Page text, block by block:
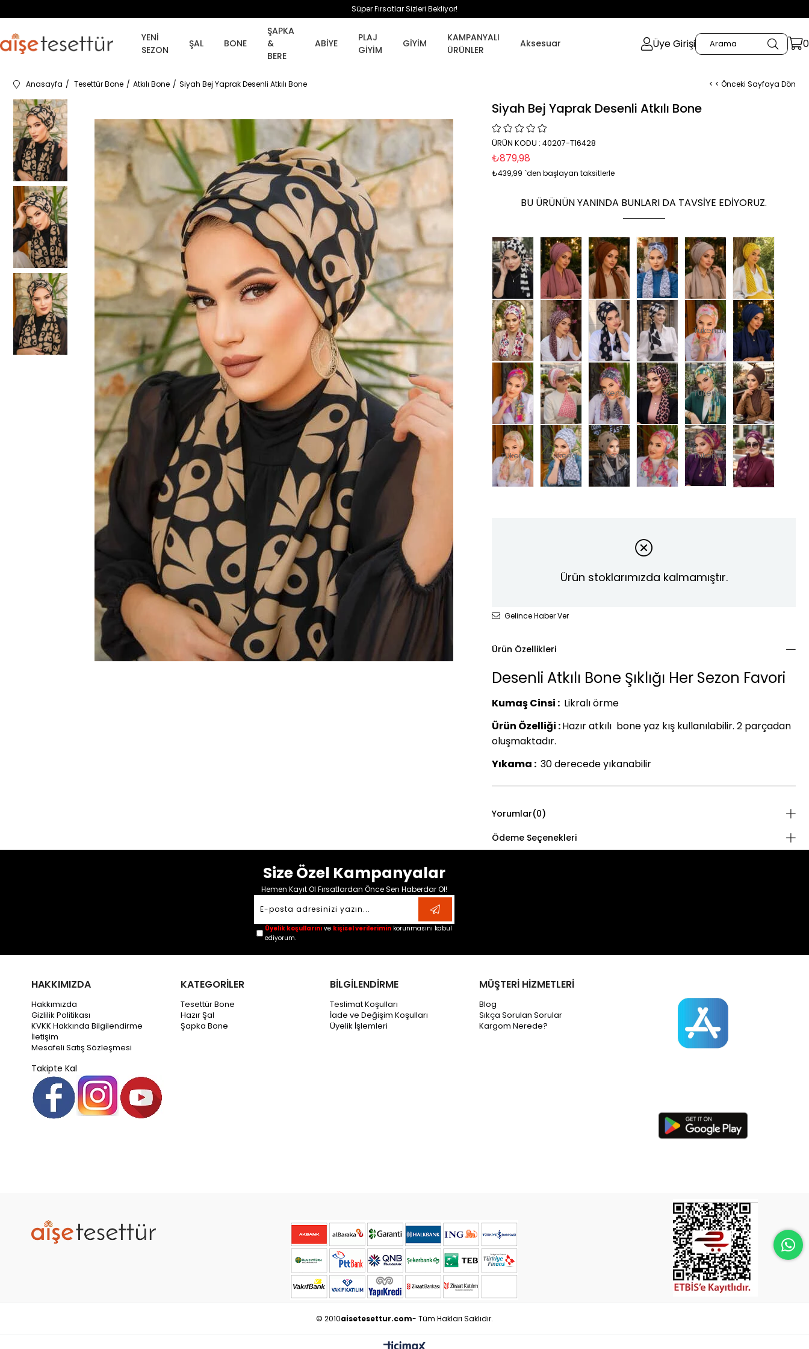
Süper Fırsatlar Sizleri Bekliyor!
YENİ
SEZON
ŞAL BONE
ŞAPKA
&
BERE
ABİYE
PLAJ
GİYİM
GİYİM
KAMPANYALI
ÜRÜNLER
Aksesuar Üye Girişi 0
Anasayfa Tesettür Bone Atkılı Bone Siyah Bej Yaprak Desenli Atkılı Bone < < Önceki Sayfaya Dön
Siyah Bej Yaprak Desenli Atkılı Bone
ÜRÜN KODU : 40207-T16428
₺879,98
₺439,99 `den başlayan taksitlerle
BU ÜRÜNÜN YANINDA BUNLARI DA TAVSIYE EDIYORUZ.
Tükendi
Tükendi Tükendi
Tükendi Tükendi Tükendi Tükendi
Ürün stoklarımızda kalmamıştır.
Gelince Haber Ver
Ürün Özellikleri
Desenli Atkılı Bone Şıklığı Her Sezon Favori
Kumaş Cinsi : Likralı örme
Ürün Özelliği :Hazır atkılı bone yaz kış kullanılabilir. 2 parçadan
oluşmaktadır.
Yıkama : 30 derecede yıkanabilir
Yorumlar(0)
Ödeme Seçenekleri
Size Özel Kampanyalar
Hemen Kayıt Ol Fırsatlardan Önce Sen Haberdar Ol!
Üyelik koşullarını ve kişisel verilerimin korunmasını kabul
ediyorum.
HAKKIMIZDA
Hakkımızda
Gizlilik Politikası
KVKK Hakkında Bilgilendirme
İletişim
Mesafeli Satış Sözleşmesi
Takipte Kal
KATEGORİLER
Tesettür Bone
Hazır Şal
Şapka Bone
BİLGİLENDİRME
Teslimat Koşulları
İade ve Değişim Koşulları
Üyelik İşlemleri
MÜŞTERİ HİZMETLERİ
Blog
Sıkça Sorulan Sorular
Kargom Nerede?
© 2010aisetesettur.com- Tüm Hakları Saklıdır.